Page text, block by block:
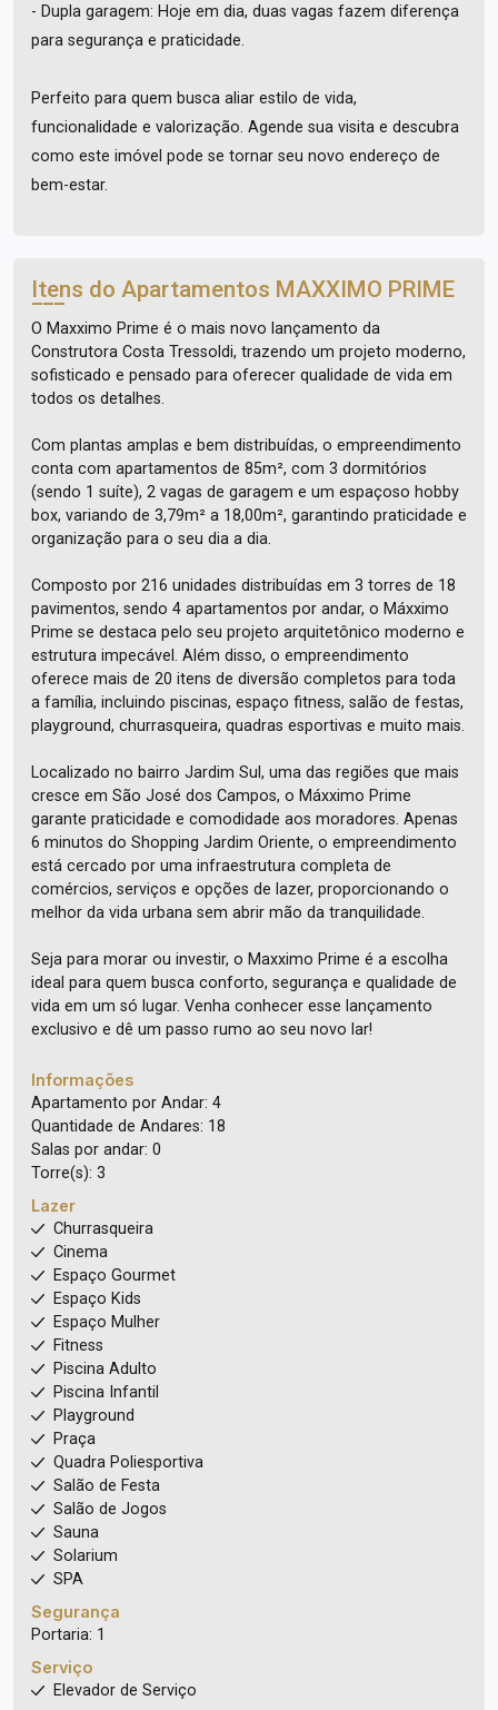
- Dupla garagem: Hoje em dia, duas vagas fazem diferença
para segurança e praticidade.
Perfeito para quem busca aliar estilo de vida,
funcionalidade e valorização. Agende sua visita e descubra
como este imóvel pode se tornar seu novo endereço de
bem-estar.
Itens do Apartamentos MAXXIMO PRIME
O Maxximo Prime é o mais novo lançamento da
Construtora Costa Tressoldi, trazendo um projeto moderno,
sofisticado e pensado para oferecer qualidade de vida em
todos os detalhes.
Com plantas amplas e bem distribuídas, o empreendimento
conta com apartamentos de 85m², com 3 dormitórios
(sendo 1 suíte), 2 vagas de garagem e um espaçoso hobby
box, variando de 3,79m² a 18,00m², garantindo praticidade e
organização para o seu dia a dia.
Composto por 216 unidades distribuídas em 3 torres de 18
pavimentos, sendo 4 apartamentos por andar, o Máxximo
Prime se destaca pelo seu projeto arquitetônico moderno e
estrutura impecável. Além disso, o empreendimento
oferece mais de 20 itens de diversão completos para toda
a família, incluindo piscinas, espaço fitness, salão de festas,
playground, churrasqueira, quadras esportivas e muito mais.
Localizado no bairro Jardim Sul, uma das regiões que mais
cresce em São José dos Campos, o Máxximo Prime
garante praticidade e comodidade aos moradores. Apenas
6 minutos do Shopping Jardim Oriente, o empreendimento
está cercado por uma infraestrutura completa de
comércios, serviços e opções de lazer, proporcionando o
melhor da vida urbana sem abrir mão da tranquilidade.
Seja para morar ou investir, o Maxximo Prime é a escolha
ideal para quem busca conforto, segurança e qualidade de
vida em um só lugar. Venha conhecer esse lançamento
exclusivo e dê um passo rumo ao seu novo lar!
Informações
Apartamento por Andar: 4
Quantidade de Andares: 18
Salas por andar: 0
Torre(s): 3
Lazer
Churrasqueira
Cinema
Espaço Gourmet
Espaço Kids
Espaço Mulher
Fitness
Piscina Adulto
Piscina Infantil
Playground
Praça
Quadra Poliesportiva
Salão de Festa
Salão de Jogos
Sauna
Solarium
SPA
Segurança
Portaria: 1
Serviço
Elevador de Serviço